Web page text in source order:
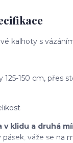
kalhoty s
125-150 cm, přes
v klidu a druhá
váže se na